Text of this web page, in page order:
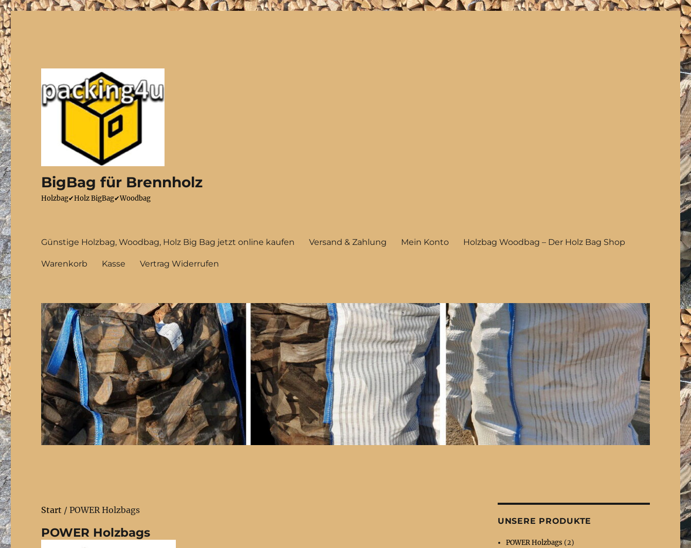
BigBag für Brennholz
Holzbag✔Holz BigBag✔Woodbag
Günstige Holzbag, Woodbag, Holz Big Bag jetzt online kaufen Versand & Zahlung Mein Konto Holzbag Woodbag – Der Holz Bag Shop
Warenkorb Kasse Vertrag Widerrufen
Start / POWER Holzbags
POWER Holzbags
UNSERE PRODUKTE
POWER Holzbags (2)